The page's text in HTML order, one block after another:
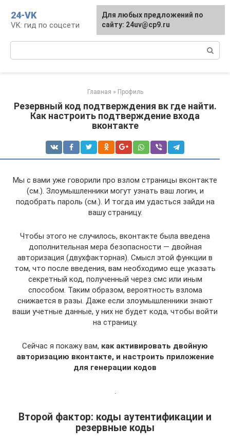
контенту
24-VK
VK: гид по соцсети
Главная » Профиль
Резервный код подтверждения вк где найти.
Как настроить подтверждение входа
вконтакте
Мы с вами уже говорили про взлом страницы вконтакте
(см.). Злоумышленники могут узнать ваш логин, и
подобрать пароль (см.). И тогда им удасться зайди на
вашу страницу.
Чтобы этого не случилось, вконтакте была введена
дополнительная мера безопасности — двойная
авторизация (двухфакторная). Смысл этой функции в
том, что после введения, вам необходимо еще указать
секретный код, полученный через смс или иным
способом. Таким образом, вероятность взлома
снижается в разы. Даже если злоумышленники знают
ваши учетные данные, у них не будет кода, чтобы войти
на страницу.
Сейчас я покажу вам, как активировать двойную
авторизацию вконтакте, и настроить приложение
для генерации кодов
.
Второй фактор: коды аутентификации и
резервные коды
Для любых предложений по
сайту: 24uv@cp9.ru